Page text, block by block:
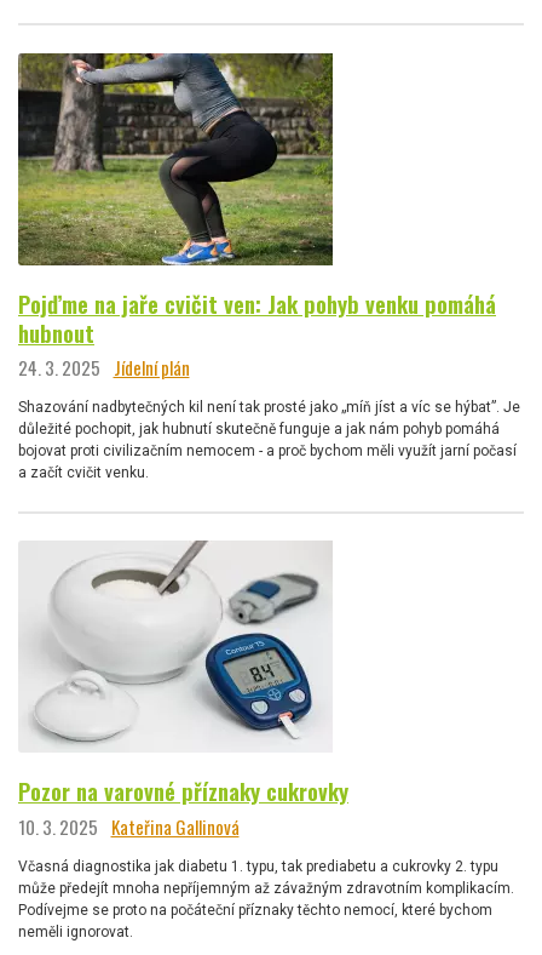
Pojďme na jaře cvičit ven: Jak pohyb venku pomáhá
hubnout
24. 3. 2025 Jídelní plán
Shazování nadbytečných kil není tak prosté jako „míň jíst a víc se hýbat”. Je
důležité pochopit, jak hubnutí skutečně funguje a jak nám pohyb pomáhá
bojovat proti civilizačním nemocem - a proč bychom měli využít jarní počasí
a začít cvičit venku.
Pozor na varovné příznaky cukrovky
10. 3. 2025 Kateřina Gallinová
Včasná diagnostika jak diabetu 1. typu, tak prediabetu a cukrovky 2. typu
může předejít mnoha nepříjemným až závažným zdravotním komplikacím.
Podívejme se proto na počáteční příznaky těchto nemocí, které bychom
neměli ignorovat.